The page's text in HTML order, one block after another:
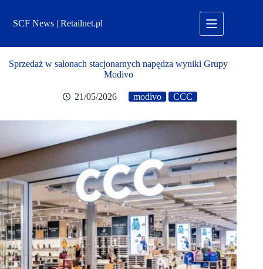
treściSCF News | Retailnet.pl
Sprzedaż w salonach stacjonarnych napędza wyniki Grupy
Modivo
21/05/2026 modivo CCC